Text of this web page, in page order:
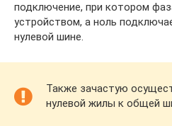
подключение, при котором
устройством, а ноль
нулевой шине.
Также зачастую
нулевой жилы к общей